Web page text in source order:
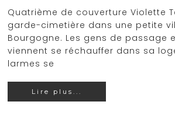
Quatrième de couverture Violette
garde-cimetière dans une petite
Bourgogne. Les gens de passage
viennent se réchauffer dans sa
larmes se
Lire plus...